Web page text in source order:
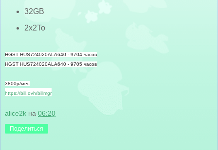
32GB
2x2To
HGST HUS724020ALA640 - 9704 часов
HGST HUS724020ALA640 - 9705 часов
3800р/мес
https://bill.ovh/billmgr
alice2k на 06:20
Поделиться